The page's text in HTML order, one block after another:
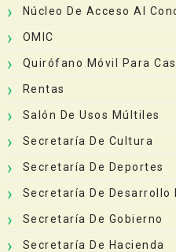
Núcleo De Acceso Al
OMIC
Quirófano Móvil Para
Rentas
Salón De Usos Múltiles
Secretaría De Cultura
Secretaría De Deportes
Secretaría De Desarrollo
Secretaría De Gobierno
Secretaría De Hacienda